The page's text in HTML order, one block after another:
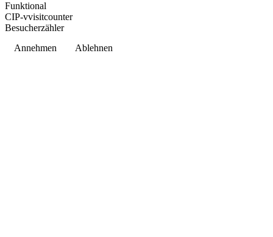
Funktional
CIP-vvisitcounter
Besucherzähler
Annehmen
Ablehnen